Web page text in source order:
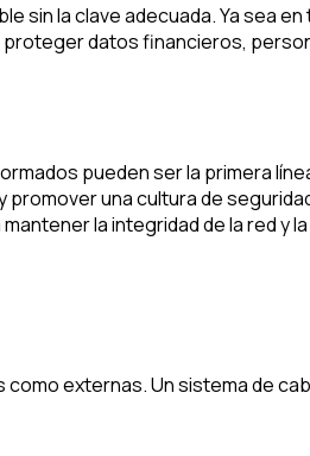
sin la clave adecuada. Ya sea en
datos financieros,
pueden ser la primera
una cultura de
la integridad de la red y
externas. Un sistema de